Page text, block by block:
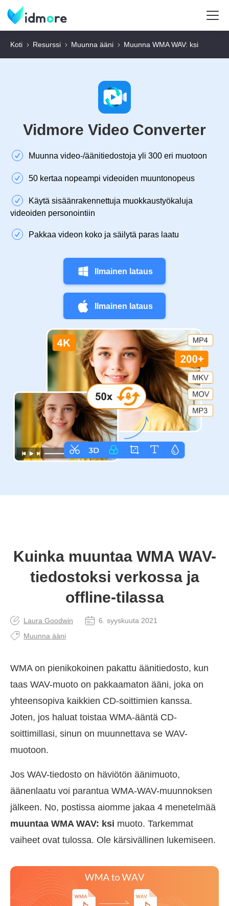
Koti Resurssi Muunna ääni Muunna WMA WAV: ksi
Vidmore Video Converter
Muunna video-/äänitiedostoja yli 300 eri muotoon
50 kertaa nopeampi videoiden muuntonopeus
Käytä sisäänrakennettuja muokkaustyökaluja
videoiden personointiin
Pakkaa videon koko ja säilytä paras laatu
Ilmainen lataus
Ilmainen lataus
Kuinka muuntaa WMA WAV-
tiedostoksi verkossa ja
offline-tilassa
Laura Goodwin
6. syyskuuta 2021
Muunna ääni
WMA on pienikokoinen pakattu äänitiedosto, kun
taas WAV-muoto on pakkaamaton ääni, joka on
yhteensopiva kaikkien CD-soittimien kanssa.
Joten, jos haluat toistaa WMA-ääntä CD-
soittimillasi, sinun on muunnettava se WAV-
muotoon.
Jos WAV-tiedosto on häviötön äänimuoto,
äänenlaatu voi parantua WMA-WAV-muunnoksen
jälkeen. No, postissa aiomme jakaa 4 menetelmää
muuntaa WMA WAV: ksi muoto. Tarkemmat
vaiheet ovat tulossa. Ole kärsivällinen lukemiseen.